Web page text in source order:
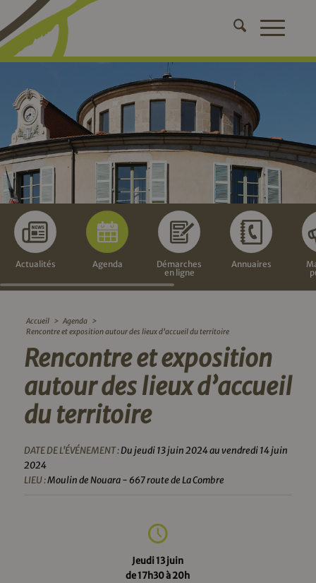
Actualités Agenda
Démarches
en ligne
Annuaires
Accueil > Agenda >
Rencontre et exposition autour des lieux d’accueil du territoire
Rencontre et exposition
autour des lieux d’accueil
du territoire
DATE DE L'ÉVÉNEMENT :Du jeudi 13 juin 2024 au vendredi 14 juin
2024
LIEU :Moulin de Nouara - 667 route de La Combre
Jeudi 13 juin
de 17h30 à 20h